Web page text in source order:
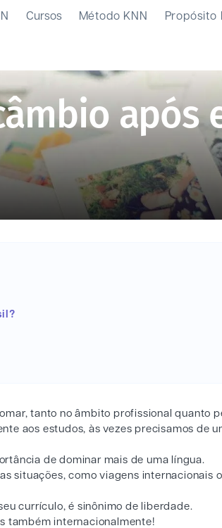
Cursos Método KNN Propósito
após
tanto no âmbito profissional quanto
aos estudos, às vezes precisamos de
de dominar mais de uma língua.
situações, como viagens internacionais
currículo, é sinônimo de liberdade.
também internacionalmente!